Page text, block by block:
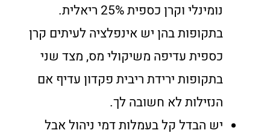
נומינלי וקרן כספית 25% ריאלית.
בתקופות בהן יש אינפלציה לעיתים קרן
כספית עדיפה משיקולי מס, מצד שני
בתקופות ירידת ריבית פקדון עדיף אם
הנזילות לא חשובה לך.
יש הבדל קל בעמלות דמי ניהול אבל